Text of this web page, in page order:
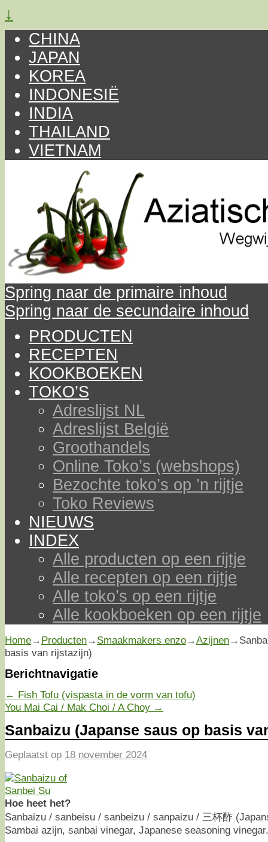
↓
CHINA
JAPAN
KOREA
INDONESIË
INDIA
THAILAND
VIETNAM
Spring naar de primaire inhoud
Spring naar de secundaire inhoud
PRODUCTEN
RECEPTEN
KOOKBOEKEN
TOKO’S
Adreslijst NL
Adreslijst België
Groothandels
Online Toko’s (webshops)
Bezochte toko’s op ’n rijtje
Toko Reviews
NIEUWS
INDEX
Alle producten op een rijtje
Alle recepten op een rijtje
Alle toko’s op een rijtje
Alle kookboeken op een rijtje
Home→ Producten→ Smaakmakers enzo→Azijnen→
basis van rijstazijn)
Berichtnavigatie
← Fish Tofu (vispasta in de vorm van tofu)
You Mai Cai / Mak Choi / A Choy →
Sanbaizu (Japanse saus op basis
Geplaatst op 18 november 2024
Hoe heet het?
Sanbaizu / sanbeisu / sanbeizu / sanpaizu / 三杯酢
Sambai azijn, sanbai vinegar, Japanese seasoning vinegar.